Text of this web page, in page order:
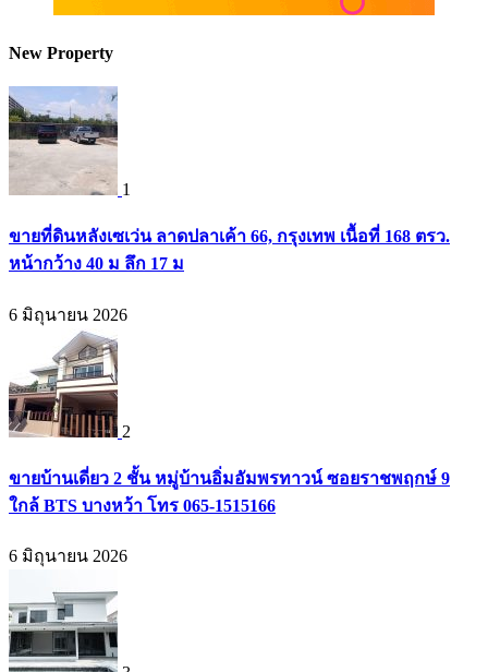
New Property
1
ขายที่ดินหลังเซเว่น ลาดปลาเค้า 66, กรุงเทพ เนื้อที่ 168 ตรว.
หน้ากว้าง 40 ม ลึก 17 ม
6 มิถุนายน 2026
2
ขายบ้านเดี่ยว 2 ชั้น หมู่บ้านอิ่มอัมพรทาวน์ ซอยราชพฤกษ์ 9
ใกล้ BTS บางหว้า โทร 065-1515166
6 มิถุนายน 2026